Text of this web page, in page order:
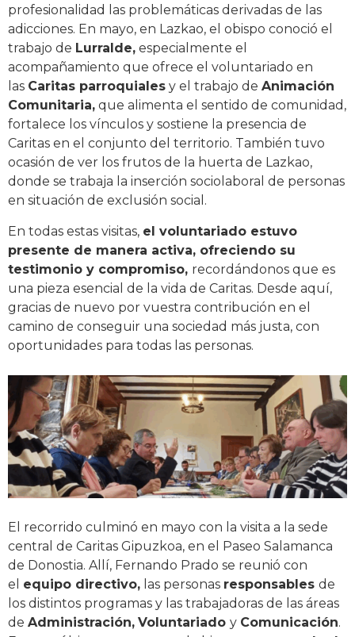
profesionalidad las problemáticas derivadas de las
adicciones. En mayo, en Lazkao, el obispo conoció el
trabajo de Lurralde, especialmente el
acompañamiento que ofrece el voluntariado en
las Caritas parroquiales y el trabajo de Animación
Comunitaria, que alimenta el sentido de comunidad,
fortalece los vínculos y sostiene la presencia de
Caritas en el conjunto del territorio. También tuvo
ocasión de ver los frutos de la huerta de Lazkao,
donde se trabaja la inserción sociolaboral de personas
en situación de exclusión social.
En todas estas visitas, el voluntariado estuvo
presente de manera activa, ofreciendo su
testimonio y compromiso, recordándonos que es
una pieza esencial de la vida de Caritas. Desde aquí,
gracias de nuevo por vuestra contribución en el
camino de conseguir una sociedad más justa, con
oportunidades para todas las personas.
El recorrido culminó en mayo con la visita a la sede
central de Caritas Gipuzkoa, en el Paseo Salamanca
de Donostia. Allí, Fernando Prado se reunió con
el equipo directivo, las personas responsables de
los distintos programas y las trabajadoras de las áreas
de Administración, Voluntariado y Comunicación.